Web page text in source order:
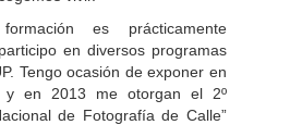
es prácticamente
en diversos programas
Tengo ocasión de exponer en
y en 2013 me otorgan el 2º
de Fotografía de Calle”